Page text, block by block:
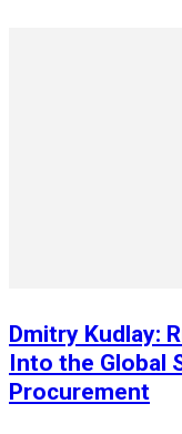
Dmitry Kudlay:
Into the Global
Procurement